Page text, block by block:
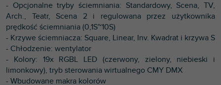
- Opcjonalne tryby ściemniania: Standardowy, Scena, TV,
Arch., Teatr, Scena 2 i regulowana przez użytkownika
prędkość ściemniania (0,1S~10S)
- Krzywe ściemniacza: Square, Linear, Inv. Kwadrat i krzywa S
- Chłodzenie: wentylator
- Kolory: 19x RGBL LED (czerwony, zielony, niebieski i
limonkowy), tryb sterowania wirtualnego CMY DMX
- Wbudowane makra kolorów